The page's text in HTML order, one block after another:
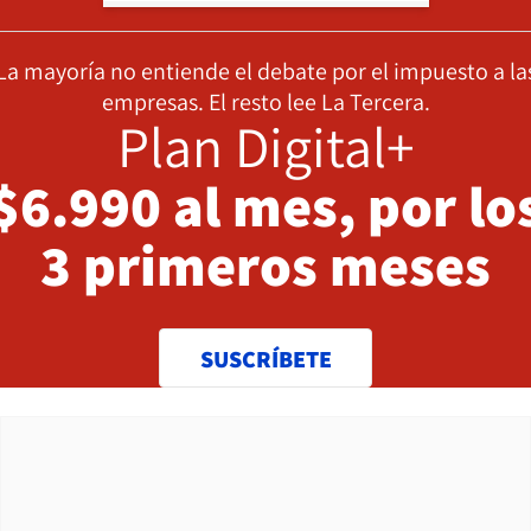
mayoría no entiende el debate por el impuesto a
empresas. El resto lee La Tercera.
Plan Digital+
al mes, por
3 primeros meses
SUSCRÍBETE